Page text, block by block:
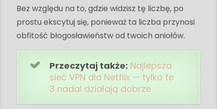
Bez względu na to, gdzie widzisz tę liczbę, po
prostu ekscytuj się, ponieważ ta liczba przynosi
obfitość błogosławieństw od twoich aniołów.
Przeczytaj także: Najlepsza
sieć VPN dla Netflix — tylko te
3 nadal działają dobrze